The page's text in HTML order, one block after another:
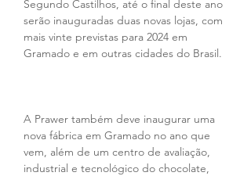
Segundo Castilhos, até o final deste ano
serão inauguradas duas novas lojas, com
mais vinte previstas para 2024 em
Gramado e em outras cidades do Brasil.
A Prawer também deve inaugurar uma
nova fábrica em Gramado no ano que
vem, além de um centro de avaliação,
industrial e tecnológico do chocolate,